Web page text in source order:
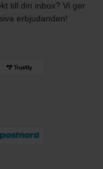
till din inbox? Vi ger
erbjudanden!